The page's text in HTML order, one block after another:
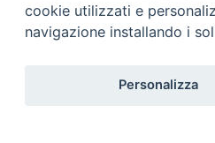
cookie utilizzati e
navigazione installando i
Personalizza